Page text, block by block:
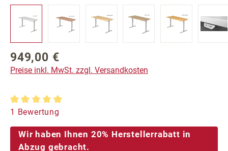
Regulärer Preis:
949,00 €
Preise inkl. MwSt. zzgl. Versandkosten
Durchschnittliche Bewertung von 5 von 5 Sternen
1 Bewertung
Wir haben Ihnen 20% Herstellerrabatt in
Abzug gebracht.